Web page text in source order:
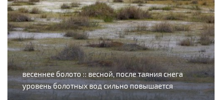
весеннее болото :: весной, после таяния снега
уровень болотных вод сильно повышается